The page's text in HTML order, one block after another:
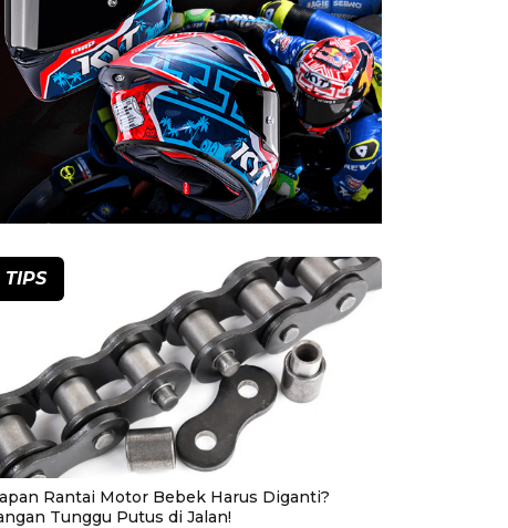
TIPS
Rantai Motor Bebek Harus Diganti?
Tunggu Putus di Jalan!